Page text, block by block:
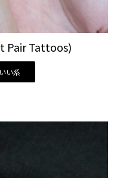
Pair Tattoos)
い系